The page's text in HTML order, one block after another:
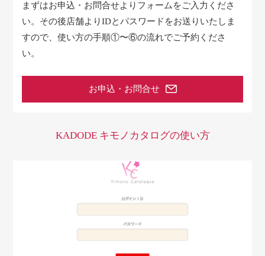
まずはお申込・お問合せよりフォームをご入力くださ
い。 その後店舗よりIDとパスワードをお送りいたしま
すので、使い方の手順①〜⑥の流れでご予約くださ
い。
お申込・お問合せ
KADODE キモノカタログの使い方